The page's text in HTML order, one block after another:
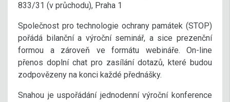
833/31 (v průchodu), Praha 1
Společnost pro technologie ochrany památek (STOP)
pořádá bilanční a výroční seminář, a sice prezenční
formou a zároveň ve formátu webináře. On-line
přenos doplní chat pro zasílání dotazů, které budou
zodpovězeny na konci každé přednášky.
Snahou je uspořádání jednodenní výroční konference